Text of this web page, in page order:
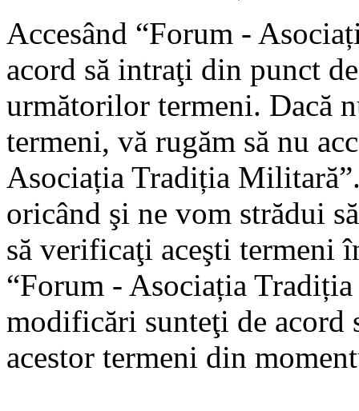
Accesând “Forum -
acord să intraţi din punct
următorilor termeni. Dacă
termeni, vă rugăm să nu
Asociația Tradiția
oricând şi ne vom strădui
să verificaţi aceşti termeni
“Forum - Asociația
modificări sunteţi de acord
acestor termeni din